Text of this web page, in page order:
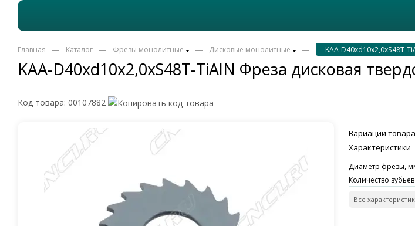
KAA-D40xd10x2,0xS48T-TiAlN Фреза дисковая
Главная — Каталог — Фрезы монолитные — Дисковые монолитные — KAA-D40xd10x2,0xS48T-
Код товара: 00107882
Вариации товара
Характеристики
Диаметр фрезы,
Количество зубьев
Все